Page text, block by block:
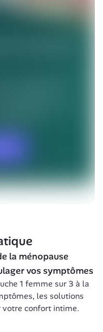
la ménopause
vos symptômes
1 femme sur 3 à la
les solutions
confort intime.